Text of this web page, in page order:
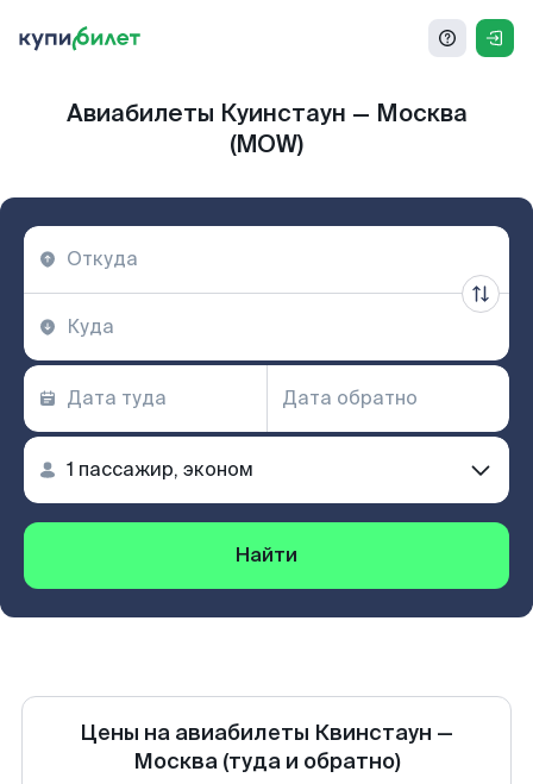
Авиабилеты Куинстаун — Москва
(MOW)
Найти
Цены на авиабилеты Квинстаун —
Москва (туда и обратно)